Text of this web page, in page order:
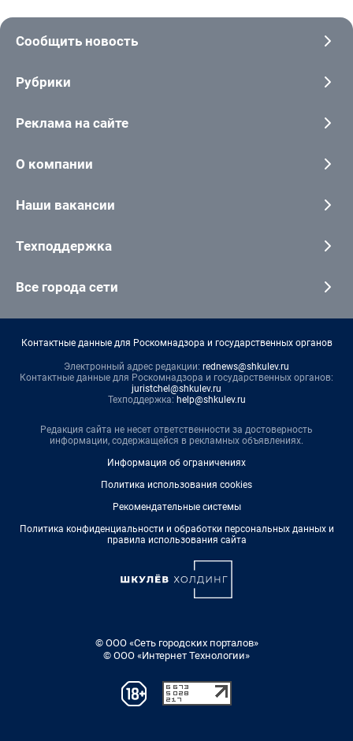
Сообщить новость
Рубрики
Реклама на сайте
О компании
Наши вакансии
Техподдержка
Все города сети
Контактные данные для Роскомнадзора и государственных органов
Электронный адрес редакции: rednews@shkulev.ru
Контактные данные для Роскомнадзора и государственных органов:
juristchel@shkulev.ru
Техподдержка: help@shkulev.ru
Редакция сайта не несет ответственности за достоверность
информации, содержащейся в рекламных объявлениях.
Информация об ограничениях
Политика использования cookies
Рекомендательные системы
Политика конфиденциальности и обработки персональных данных и
правила использования сайта
© ООО «Сеть городских порталов»
© ООО «Интернет Технологии»